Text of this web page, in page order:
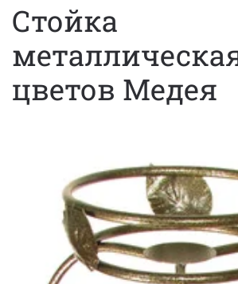
Стойка
цветов Медея